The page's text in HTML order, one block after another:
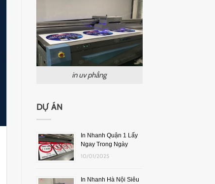
in uv phẳng
DỰ ÁN
In Nhanh Quận 1 Lấy
Ngay Trong Ngày
10/01/2025
In Nhanh Hà Nội Siêu